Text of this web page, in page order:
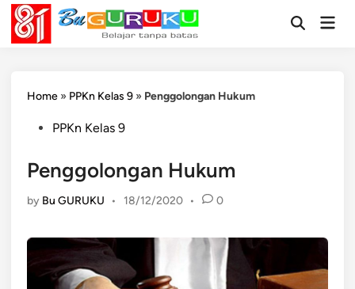
Skip
content
OpenMain
Home » PPKn Kelas 9 » Penggolongan Hukum
PostedPPKn Kelas 9
Penggolongan Hukum
by Bu GURUKU • 18/12/2020 • 0